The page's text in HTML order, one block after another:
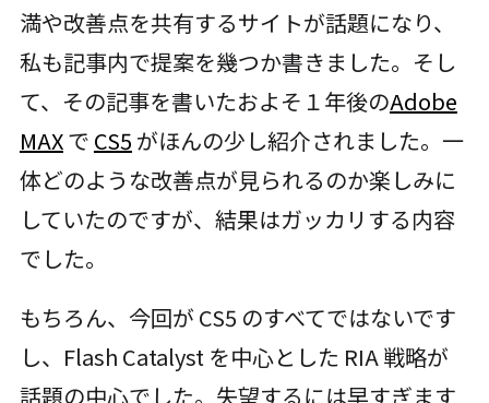
満や改善点を共有するサイトが話題になり、
私も記事内で提案を幾つか書きました。そし
て、その記事を書いたおよそ１年後のAdobe
MAXで CS5 がほんの少し紹介されました。一
体どのような改善点が見られるのか楽しみに
していたのですが、結果はガッカリする内容
でした。
もちろん、今回が CS5 のすべてではないです
し、Flash Catalyst を中心とした RIA 戦略が
話題の中心でした。失望するには早すぎます